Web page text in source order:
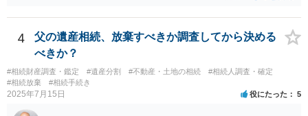
4
父の遺産相続、放棄すべきか調査してから決める
べきか？
#相続財産調査・鑑定 #遺産分割 #不動産・土地の相続
#相続人調査・確定
#相続放棄
#相続手続き
2025年7月15日 役にたった 5